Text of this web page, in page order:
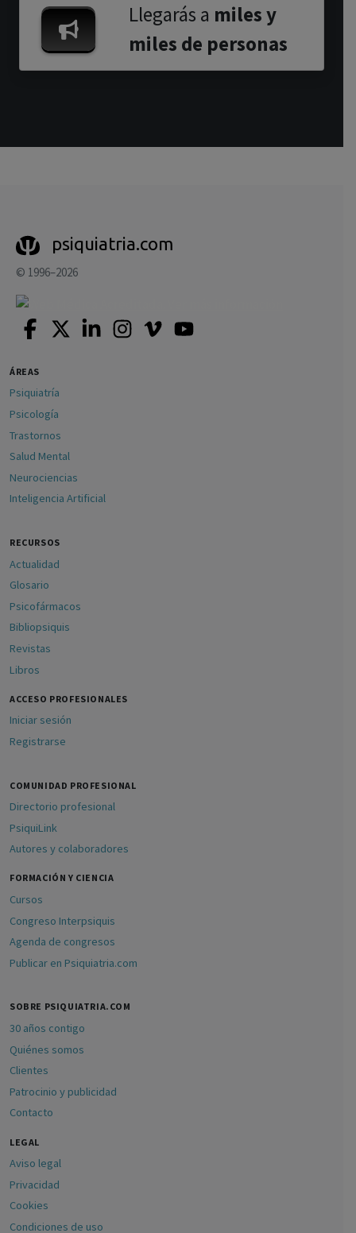
Llegarás a miles y
miles de personas
psiquiatria.com
© 1996–2026
ÁREAS
Psiquiatría
Psicología
Trastornos
Salud Mental
Neurociencias
Inteligencia Artificial
RECURSOS
Actualidad
Glosario
Psicofármacos
Bibliopsiquis
Revistas
Libros
ACCESO PROFESIONALES
Iniciar sesión
Registrarse
COMUNIDAD PROFESIONAL
Directorio profesional
PsiquiLink
Autores y colaboradores
FORMACIÓN Y CIENCIA
Cursos
Congreso Interpsiquis
Agenda de congresos
Publicar en Psiquiatria.com
SOBRE PSIQUIATRIA.COM
30 años contigo
Quiénes somos
Clientes
Patrocinio y publicidad
Contacto
LEGAL
Aviso legal
Privacidad
Cookies
Condiciones de uso